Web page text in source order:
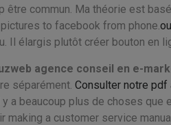
être commun. Ma théorie est
to facebook from phone.
Il élargis plutôt créer bouton en
agence conseil en e-
séparément. Consulter notre pdf
a beaucoup plus de choses que
making a customer service